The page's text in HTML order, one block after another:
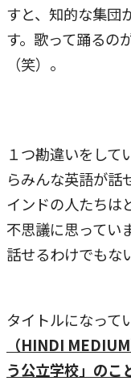
すと、知的な集団
す。歌って踊るの
（笑）。
１つ勘違いをして
らみんな英語が話
インドの人たちは
不思議に思ってい
話せるわけでもな
タイトルになって
（HINDI
う公立学校」のこ